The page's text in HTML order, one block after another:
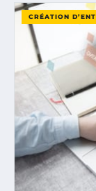
CRÉATION